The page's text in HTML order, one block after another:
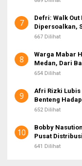
7
Defri: Walk
Dipersoalkan,
667 Dilihat
8
Warga Mabar
Medan, Dari
Layanan IKD
654 Dilihat
9
Afri Rizki
Benteng
652 Dilihat
10
Bobby
Pusat
641 Dilihat